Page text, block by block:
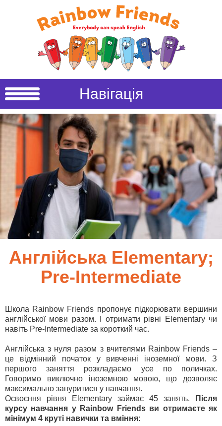
Навігація
Англійська Elementary;
Pre-Intermediate
Школа Rainbow Friends пропонує підкорювати вершини
англійської мови разом. І отримати рівні Elementary чи
навіть Pre-Intermediate за короткий час.
Англійська з нуля разом з вчителями Rainbow Friends –
це відмінний початок у вивченні іноземної мови. З
першого заняття розкладаємо усе по поличках.
Говоримо виключно іноземною мовою, що дозволяє
максимально зануритися у навчання.
Освоєння рівня Elementary займає 45 занять.
Після
курсу навчання у Rainbow Friends ви отримаєте як
мінімум 4 круті навички та вміння: